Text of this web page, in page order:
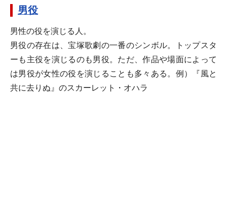
男役
男性の役を演じる人。
男役の存在は、宝塚歌劇の一番のシンボル。トップスタ
ーも主役を演じるのも男役。ただ、作品や場面によって
は男役が女性の役を演じることも多々ある。例）『風と
共に去りぬ』のスカーレット・オハラ